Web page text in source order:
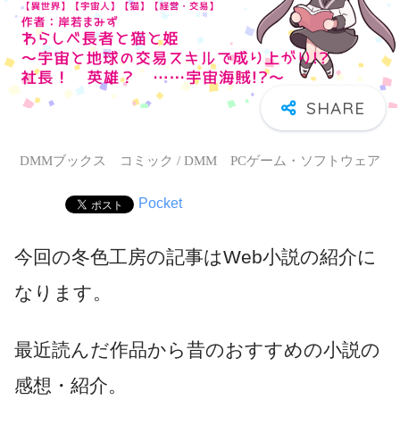
DMMブックス コミック / DMM PCゲーム・ソフトウェア
Pocket
今回の冬色工房の記事はWeb小説の紹介に
なります。
最近読んだ作品から昔のおすすめの小説の
感想・紹介。